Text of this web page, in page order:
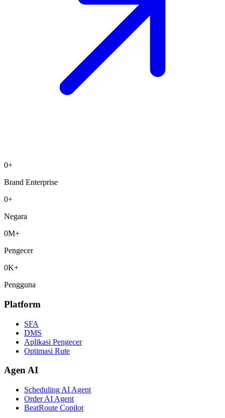
0+
Brand Enterprise
0+
Negara
0M+
Pengecer
0K+
Pengguna
Platform
SFA
DMS
Aplikasi Pengecer
Optimasi Rute
Agen AI
Scheduling AI Agent
Order AI Agent
BeatRoute Copilot